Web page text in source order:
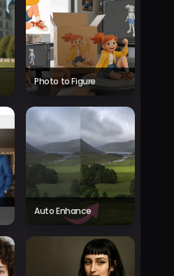
Photo to Figure
Auto Enhance